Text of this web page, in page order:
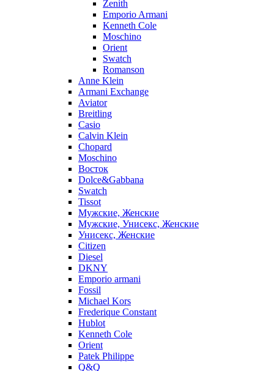
Zenith
Emporio Armani
Kenneth Cole
Moschino
Orient
Swatch
Romanson
Anne Klein
Armani Exchange
Aviator
Breitling
Casio
Calvin Klein
Chopard
Moschino
Восток
Dolce&Gabbana
Swatch
Tissot
Мужские, Женские
Мужские, Унисекс, Женские
Унисекс, Женские
Citizen
Diesel
DKNY
Emporio armani
Fossil
Michael Kors
Frederique Constant
Hublot
Kenneth Cole
Orient
Patek Philippe
Q&Q